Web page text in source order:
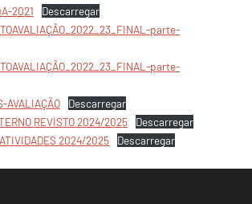
2021
Descarregar
parte-
parte-
AVALIAÇÃO
Descarregar
REVISTO 2024/2025
Descarregar
2024/2025
Descarregar